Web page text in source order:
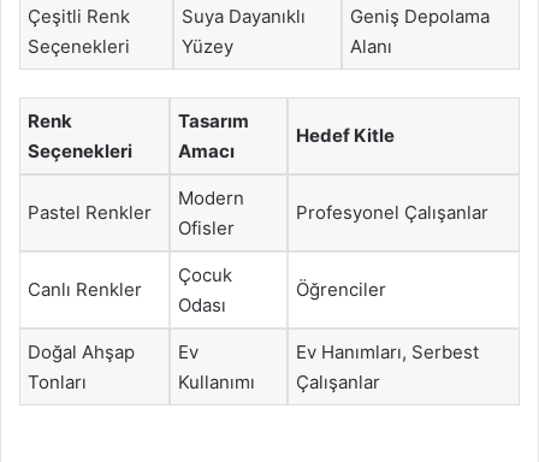
Çeşitli Renk
Seçenekleri
Suya Dayanıklı
Yüzey
Geniş Depolama
Alanı
Renk
Seçenekleri
Tasarım
Amacı
Hedef Kitle
Pastel Renkler
Modern
Ofisler
Profesyonel Çalışanlar
Canlı Renkler
Çocuk
Odası
Öğrenciler
Doğal Ahşap
Tonları
Ev
Kullanımı
Ev Hanımları, Serbest
Çalışanlar